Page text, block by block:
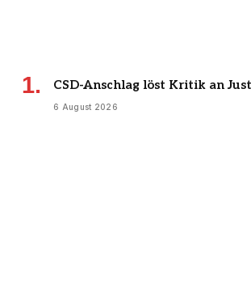
CSD-Anschlag löst Kritik an
6 August 2026